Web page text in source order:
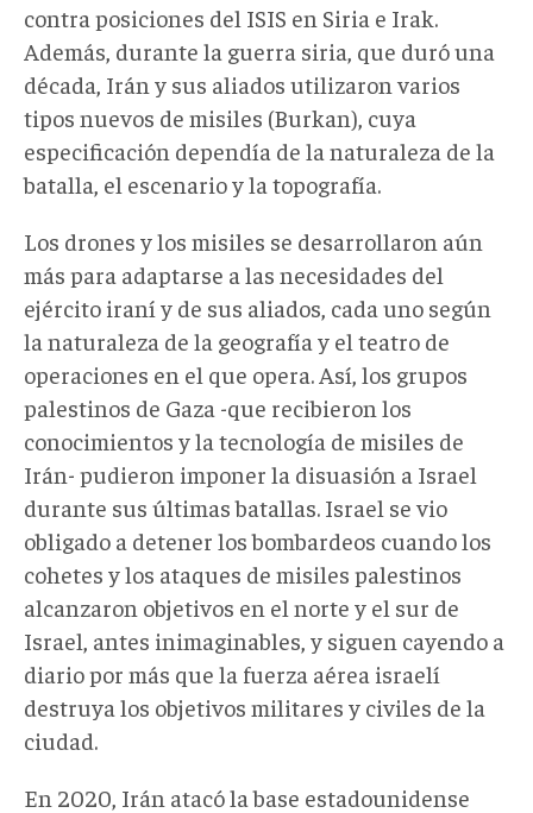
contra posiciones del ISIS en Siria e Irak.
Además, durante la guerra siria, que duró una
década, Irán y sus aliados utilizaron varios
tipos nuevos de misiles (Burkan), cuya
especificación dependía de la naturaleza de la
batalla, el escenario y la topografía.
Los drones y los misiles se desarrollaron aún
más para adaptarse a las necesidades del
ejército iraní y de sus aliados, cada uno según
la naturaleza de la geografía y el teatro de
operaciones en el que opera. Así, los grupos
palestinos de Gaza -que recibieron los
conocimientos y la tecnología de misiles de
Irán- pudieron imponer la disuasión a Israel
durante sus últimas batallas. Israel se vio
obligado a detener los bombardeos cuando los
cohetes y los ataques de misiles palestinos
alcanzaron objetivos en el norte y el sur de
Israel, antes inimaginables, y siguen cayendo a
diario por más que la fuerza aérea israelí
destruya los objetivos militares y civiles de la
ciudad.
En 2020, Irán atacó la base estadounidense